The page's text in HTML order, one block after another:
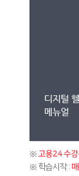
디지털
메뉴얼
※고용24 수
※ 학습시작 :